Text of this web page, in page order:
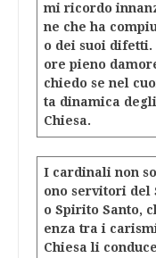
mi ricordo
ne che ha
o dei suoi difetti.
ore pieno
chiedo se nel
ta dinamica
Chiesa.
I cardinali non
ono servitori del
o Spirito Santo,
enza tra i
Chiesa li